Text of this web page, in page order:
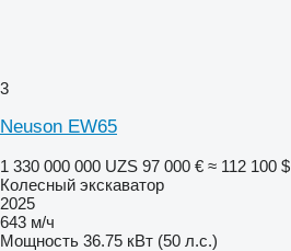
3
Neuson EW65
1 330 000 000 UZS 97 000 € ≈ 112 100 $
Колесный экскаватор
2025
643 м/ч
Мощность 36.75 кВт (50 л.с.)